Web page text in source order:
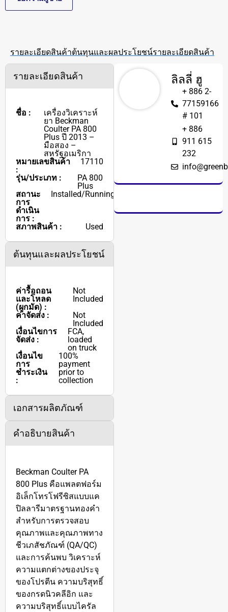
รายละเอียดสินค้าต้นทุนและผลประโยชน์รายละเอียดสินค้า
รายละเอียดสินค้า
ชื่อ :
เครื่องวิเคราะห์
ยา Beckman
Coulter PA 800
Plus ปี 2013 –
มือสอง –
สหรัฐอเมริกา
หมายเลขสินค้า
:
17110
รุ่น/ประเภท :
PA 800
Plus
สถานะ
การ
ดำเนิน
การ :
Installed/Running
สภาพสินค้า : Used
ต้นทุนและผลประโยชน์
ค่ารื้อถอน
และโหลด
(ผูกมัด) :
Not
Included
ค่าจัดส่ง :
Not
Included
เงื่อนไขการ
จัดส่ง :
FCA,
loaded
on truck
เงื่อนไข
การ
ชำระเงิน
:
100%
payment
prior to
collection
เอกสารผลิตภัณฑ์
คำอธิบายสินค้า
Beckman Coulter PA
800 Plus คือแพลตฟอร์ม
อิเล็กโทรโฟรีซิสแบบแค
ปิลลารีมาตรฐานทองคำ
สำหรับการตรวจสอบ
คุณภาพและคุณภาพทาง
ชีวเภสัชภัณฑ์ (QA/QC)
และการค้นพบ วิเคราะห์
ความแตกต่างของประจุ
ของโปรตีน ความบริสุทธิ์
ของกรดนิวคลีอิก และ
ความบริสุทธิ์แบบไครัล
ลิลลี่ ฮู
+ 886 2-
77159166
# 101
+ 886
911 615
232